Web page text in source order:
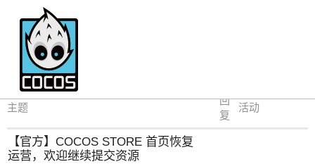
Store
主题
回
复
活动
【官方】COCOS STORE 首页恢复
运营，欢迎继续提交资源